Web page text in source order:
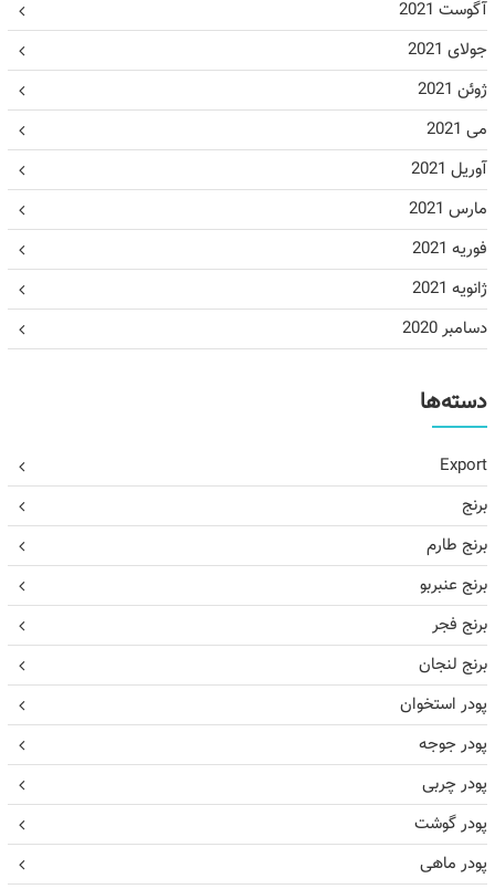
آگوست 2021
جولای 2021
ژوئن 2021
می 2021
آوریل 2021
مارس 2021
فوریه 2021
ژانویه 2021
دسامبر 2020
دسته‌ها
Export
برنج
برنج طارم
برنج عنبربو
برنج فجر
برنج لنجان
پودر استخوان
پودر جوجه
پودر چربی
پودر گوشت
پودر ماهی